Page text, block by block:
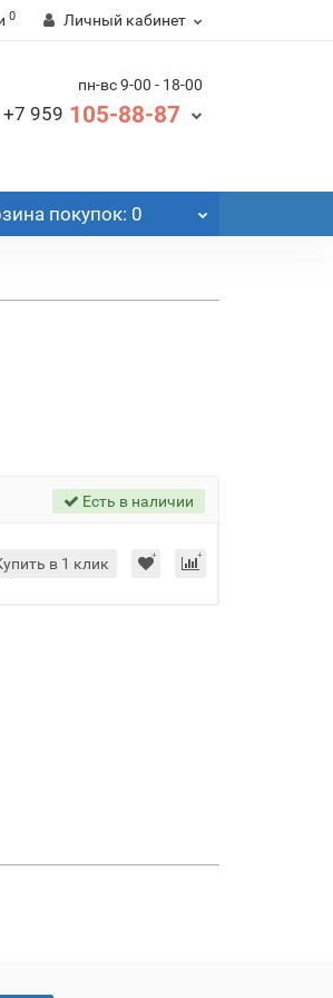
0 Личный кабинет
пн-вс 9-00 - 18-00
+7 959 105-88-87
покупок: 0
Есть в наличии
в 1 клик